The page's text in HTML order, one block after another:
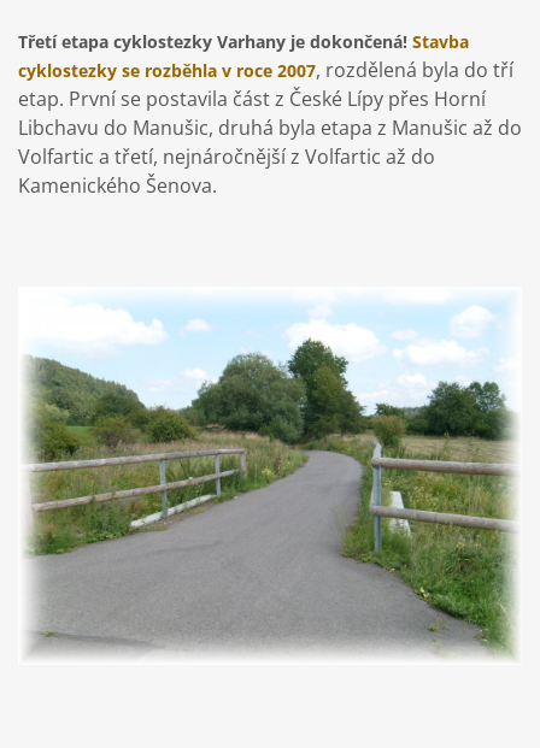
Třetí etapa cyklostezky Varhany je dokončená! Stavba
cyklostezky se rozběhla v roce 2007, rozdělená byla do tří
etap. První se postavila část z České Lípy přes Horní
Libchavu do Manušic, druhá byla etapa z Manušic až do
Volfartic a třetí, nejnáročnější z Volfartic až do
Kamenického Šenova.